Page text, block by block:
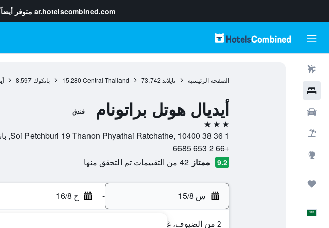
ar.hotelscombined.com متوفر أيضاً
الصفحة الرئيسية تايلاند 73,742
Central Thailand
15,280 بانكوك 8,597
أيديال هوتل براتونام فندق
3 نجوم
1 36 38 Soi Petchburi 19 Thanon Phyathai Ratchathe, 10400, بانكوك, Bangkok, تايلاند
+66 2 653 6685
9.2 ممتاز 42 من التقييمات تم التحقق منها
س 15/8 - ح 16/8
2 من الضيوف، غرفة واحدة